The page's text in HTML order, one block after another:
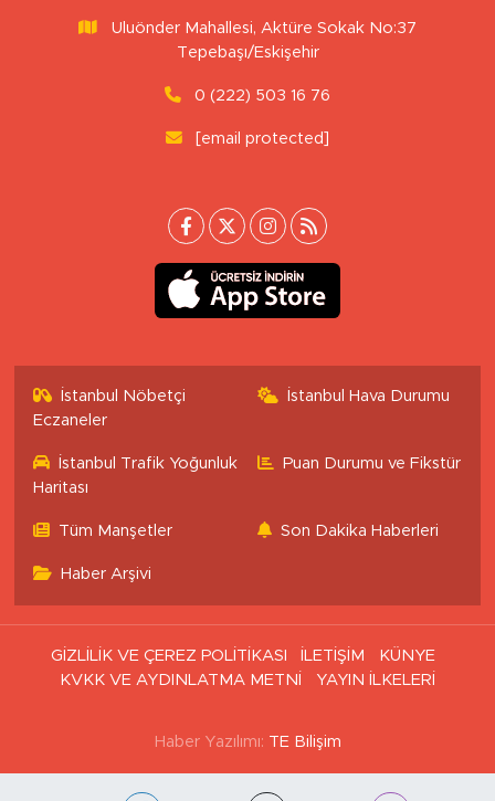
Uluönder Mahallesi, Aktüre Sokak No:37
Tepebaşı/Eskişehir
0 (222) 503 16 76
[email protected]
İstanbul Nöbetçi
Eczaneler
İstanbul Hava Durumu
İstanbul Trafik Yoğunluk
Haritası
Puan Durumu ve Fikstür
Tüm Manşetler Son Dakika Haberleri
Haber Arşivi
GİZLİLİK VE ÇEREZ POLİTİKASI İLETİŞİM
KÜNYE
KVKK VE AYDINLATMA METNİ
YAYIN İLKELERİ
Haber Yazılımı: TE Bilişim